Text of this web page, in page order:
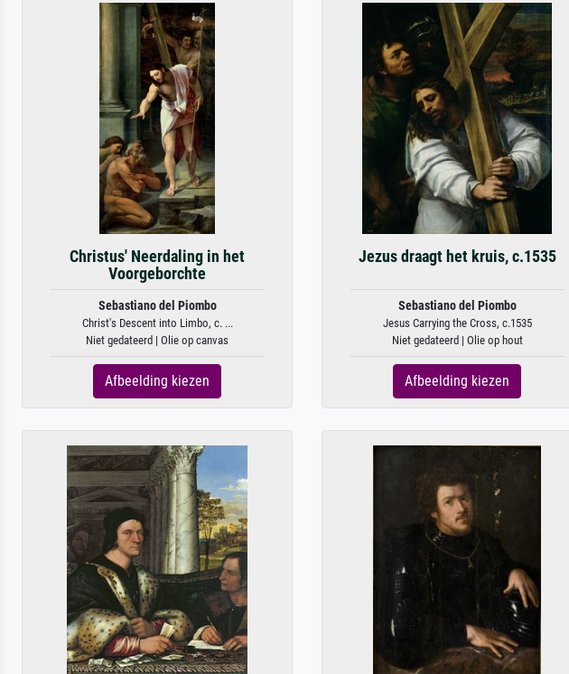
Christus' Neerdaling in het
Voorgeborchte
Sebastiano del Piombo
Christ's Descent into Limbo, c. ...
Niet gedateerd | Olie op canvas
Afbeelding kiezen
Jezus draagt het kruis, c.1535
Sebastiano del Piombo
Jesus Carrying the Cross, c.1535
Niet gedateerd | Olie op hout
Afbeelding kiezen